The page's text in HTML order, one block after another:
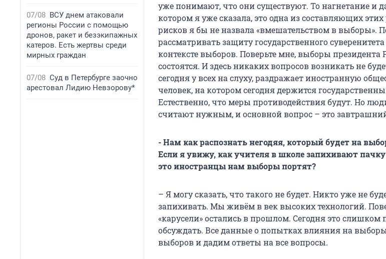
07/08 ВСУ днем атаковали
регионы России с помощью
дронов, ракет и безэкипажных
катеров. Есть жертвы среди
мирных граждан
07/08 Суд в Петербурге заочно
арестовал Лидию Невзорову*
уже понимают, что они существуют. То нагнетание и
котором я уже сказала, это одна из составляющих
рисков я бы не назвала «вмешательством в выборы».
рассматривать защиту государственного
контексте выборов. Поверьте мне, выборы президента
состоятся. И здесь никаких вопросов возникать не
сегодня у всех на слуху, раздражает иностранную
человек, на котором сегодня держится
Естественно, что меры противодействия будут. Но
считают нужным, и основной вопрос – это
- Нам как распознать негодяя, который будет на
Если я увижу, как учителя в школе запихивают
это иностранцы нам выборы портят?
– Я могу сказать, что такого не будет. Никто уже не
запихивать. Мы живём в век высоких технологий.
«карусели» остались в прошлом. Сегодня это
обсуждать. Все данные о попытках влияния на
выборов и дадим ответы на все вопросы.